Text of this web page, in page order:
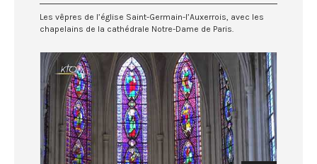
Les vêpres de l’église Saint-Germain-l’Auxerrois, avec les
chapelains de la cathédrale Notre-Dame de Paris.